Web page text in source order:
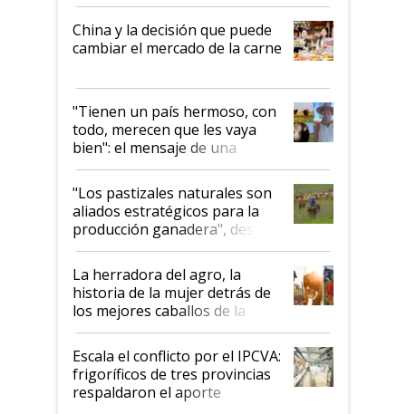
China y la decisión que puede
cambiar el mercado de la carne
"Tienen un país hermoso, con
todo, merecen que les vaya
bien": el mensaje de una
ganadera uruguaya sobre las
oportunidades que se abren
para el agro en Argentina, con
foco en la carne
"Los pastizales naturales son
aliados estratégicos para la
producción ganadera", destaca
la iniciativa que ya reúne a 46
establecimientos en Argentina
La herradora del agro, la
historia de la mujer detrás de
los mejores caballos de la
Argentina y los mitos que
todavía hacen sufrir a estos
animales: "Mientras me
descalificaban, yo seguí
haciendo currículum"
Escala el conflicto por el IPCVA:
frigoríficos de tres provincias
respaldaron el aporte